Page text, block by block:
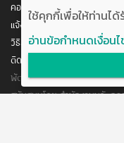
คอร์สของฉัน
แจ้งการชำระเงิน
วิธีสมัคร/ชำระเงิน
ติดต่อเรา
พัฒนาโดย บริษัท อัพบีน จำกัด
สนับสนุนโดย สำนักงานนวัตกร
ใช้คุกกี้เพื่อให้ท่านไ
อ่านข้อกำหนดเงื่อนไ